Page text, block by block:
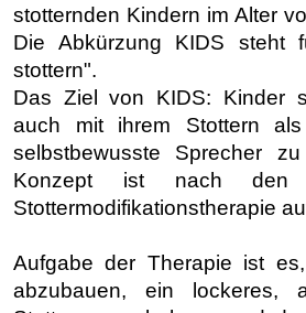
stotternden Kindern im Alter
Die Abkürzung KIDS steht
stottern".
Das Ziel von KIDS: Kinder
auch mit ihrem Stottern
selbstbewusste Sprecher
Konzept ist nach den
Stottermodifikationstherapie
Aufgabe der Therapie ist
abzubauen, ein lockeres,